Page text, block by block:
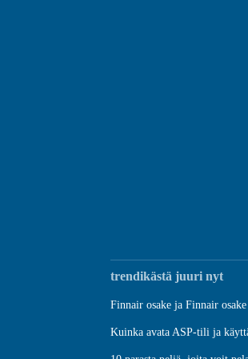
trendikästä juuri nyt
Finnair osake ja Finnair
Kuinka avata ASP-tili ja